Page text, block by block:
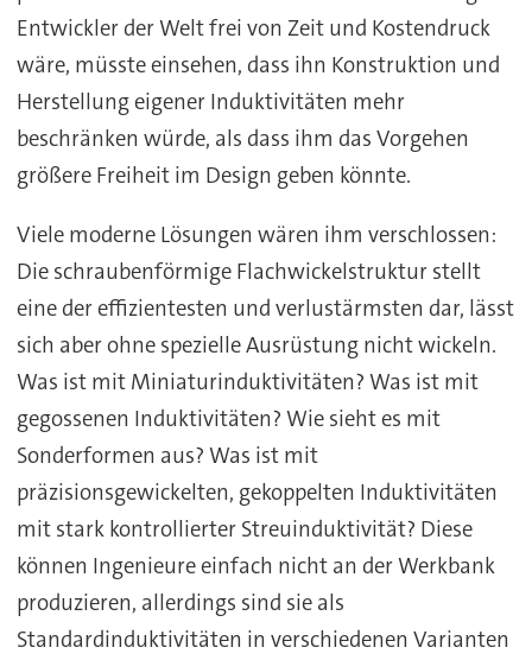
Entwickler der Welt frei von Zeit und Kostendruck
wäre, müsste einsehen, dass ihn Konstruktion und
Herstellung eigener Induktivitäten mehr
beschränken würde, als dass ihm das Vorgehen
größere Freiheit im Design geben könnte.
Viele moderne Lösungen wären ihm verschlossen:
Die schraubenförmige Flachwickelstruktur stellt
eine der effizientesten und verlustärmsten dar, lässt
sich aber ohne spezielle Ausrüstung nicht wickeln.
Was ist mit Miniaturinduktivitäten? Was ist mit
gegossenen Induktivitäten? Wie sieht es mit
Sonderformen aus? Was ist mit
präzisionsgewickelten, gekoppelten Induktivitäten
mit stark kontrollierter Streuinduktivität? Diese
können Ingenieure einfach nicht an der Werkbank
produzieren, allerdings sind sie als
Standardinduktivitäten in verschiedenen Varianten